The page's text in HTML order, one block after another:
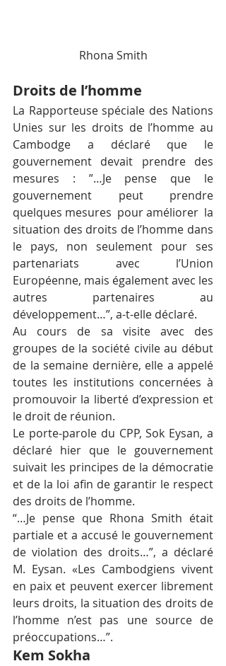
Rhona Smith
Droits de l’homme
La Rapporteuse spéciale des Nations
Unies sur les droits de l’homme au
Cambodge a déclaré que le
gouvernement devait prendre des
mesures : ”…Je pense que le
gouvernement peut prendre
quelques mesures  pour améliorer  la
situation des droits de l’homme dans
le pays, non seulement pour ses
partenariats avec l’Union
Européenne, mais également avec les
autres partenaires au
développement…”, a-t-elle déclaré.
Au cours de sa visite avec des
groupes de la société civile au début
de la semaine dernière, elle a appelé
toutes les institutions concernées à
promouvoir la liberté d’expression et
le droit de réunion.
Le porte-parole du CPP, Sok Eysan, a
déclaré hier que le gouvernement
suivait les principes de la démocratie
et de la loi afin de garantir le respect
des droits de l’homme.
“…Je pense que Rhona Smith était
partiale et a accusé le gouvernement
de violation des droits…”, a déclaré
M. Eysan. «Les Cambodgiens vivent
en paix et peuvent exercer librement
leurs droits, la situation des droits de
l’homme n’est pas une source de
préoccupations…”.
Kem Sokha